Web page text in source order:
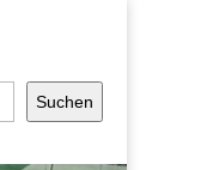
Suchen